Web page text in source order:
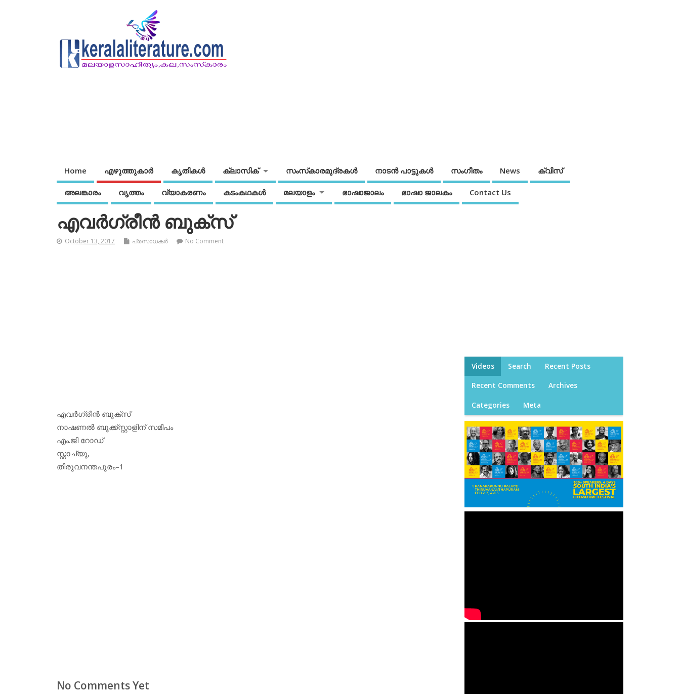
Home എഴുത്തുകാര്‍ കൃതികൾ ക്ലാസിക് സംസ്‌കാരമുദ്രകള്‍ നാടന്‍ പാട്ടുകള്‍ സംഗീതം News ക്വിസ്
അലങ്കാരം വൃത്തം വ്യാകരണം കടംകഥകള്‍ മലയാളം ഭാഷാജാലം ഭാഷാ ജാലകം Contact Us
എവര്‍ഗ്രീന്‍ ബുക്‌സ്
October 13, 2017 പ്രസാധകര്‍ No Comment
എവര്‍ഗ്രീന്‍ ബുക്‌സ്
നാഷണല്‍ ബുക്ക്‌സ്റ്റാളിന് സമീപം
എം.ജി റോഡ്
സ്റ്റാച്യു,
തിരുവനന്തപുരം–1
No Comments Yet
Videos Search Recent Posts
Recent Comments Archives
Categories Meta